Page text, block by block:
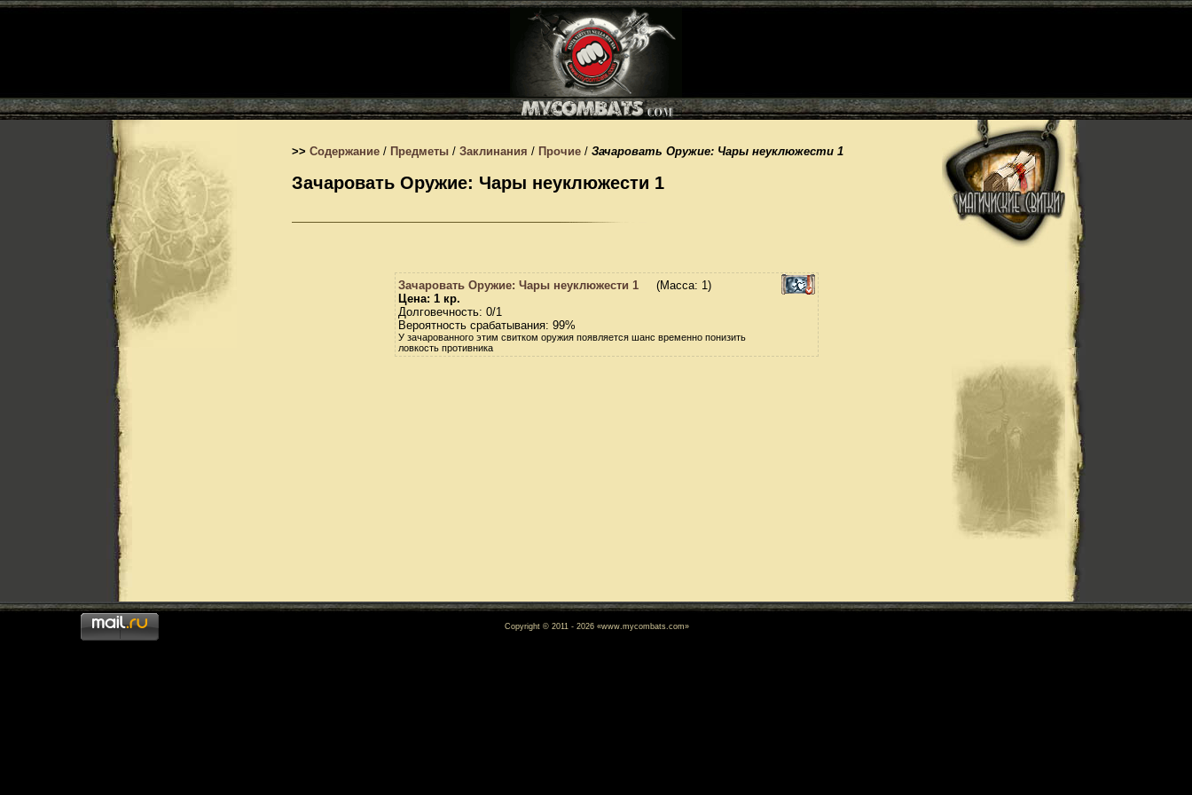
>> Содержание / Предметы / Заклинания / Прочие / Зачаровать Оружие: Чары неуклюжести 1
Зачаровать Оружие: Чары неуклюжести 1
Зачаровать Оружие: Чары неуклюжести 1
(Масса: 1)
Цена: 1 кр.
Долговечность: 0/1
Вероятность срабатывания: 99%
У зачарованного этим свитком оружия появляется шанс временно понизить
ловкость противника
Copyright © 2011 - 2026 «www.mycombats.com»